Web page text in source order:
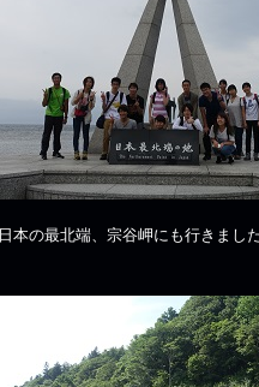
日本の最北端、宗谷岬にも行きまし